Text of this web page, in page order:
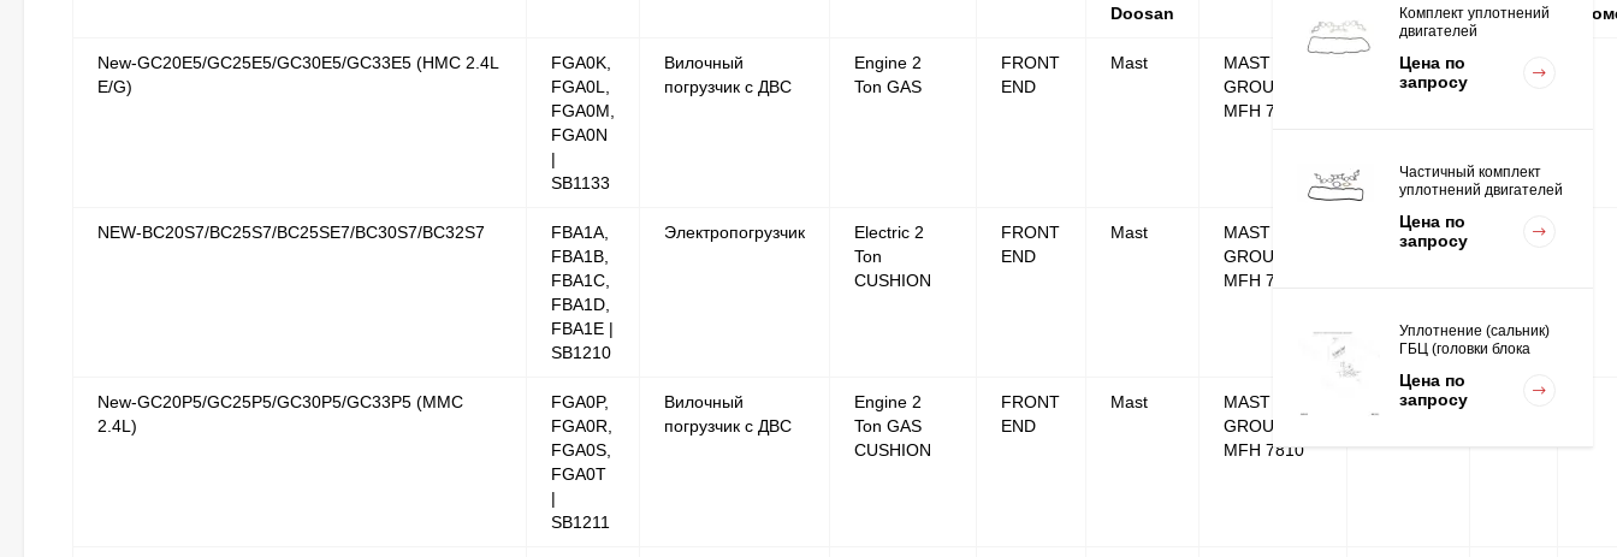
Doosan
во
New-GC20E5/GC25E5/GC30E5/GC33E5 (HMC 2.4L
E/G)
FGA0K,
FGA0L,
FGA0M,
FGA0N
|
SB1133
Вилочный
погрузчик с ДВС
Engine 2
Ton GAS
FRONT
END
Mast
MAST
GROUP;FFT
MFH 7810
NEW-BC20S7/BC25S7/BC25SE7/BC30S7/BC32S7
FBA1A,
FBA1B,
FBA1C,
FBA1D,
FBA1E |
SB1210
Электропогрузчик
Electric 2
Ton
CUSHION
FRONT
END
Mast
MAST
GROUP;FFT
MFH 7810
New-GC20P5/GC25P5/GC30P5/GC33P5 (MMC
2.4L)
FGA0P,
FGA0R,
FGA0S,
FGA0T
|
SB1211
Вилочный
погрузчик с ДВС
Engine 2
Ton GAS
CUSHION
FRONT
END
Mast
MAST
GROUP;FFT
MFH 7810
Комплект уплотнений
двигателей
Цена по
запросу
Частичный комплект
уплотнений двигателей
Цена по
запросу
Уплотнение (сальник)
ГБЦ (головки блока
двигателей
K15,K21,K25
Цена по
запросу